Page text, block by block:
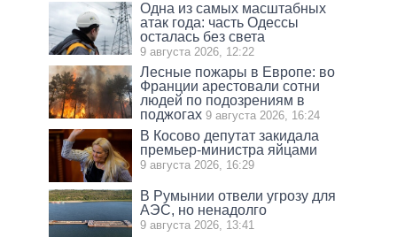
Одна из самых масштабных
атак года: часть Одессы
осталась без света
9 августа 2026, 12:22
Лесные пожары в Европе: во
Франции арестовали сотни
людей по подозрениям в
поджогах 9 августа 2026, 16:24
В Косово депутат закидала
премьер-министра яйцами
9 августа 2026, 16:29
В Румынии отвели угрозу для
АЭС, но ненадолго
9 августа 2026, 13:41